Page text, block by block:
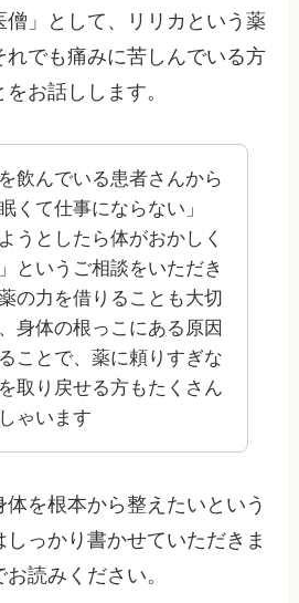
僧」として、リリカという薬
れでも痛みに苦しんでいる方
お話しします。
飲んでいる患者さんから
くて仕事にならない」
ようとしたら体がおかしく
というご相談をいただき
の力を借りることも大切
身体の根っこにある原因
ことで、薬に頼りすぎな
取り戻せる方もたくさん
ゃいます
を根本から整えたいという
っかり書かせていただきま
読みください。